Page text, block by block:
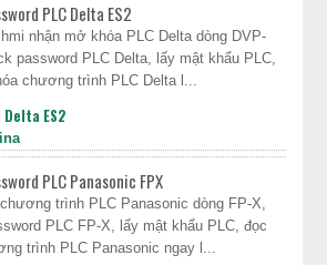
PLC Delta ES2
nhận mở khóa PLC Delta dòng DVP-
password PLC Delta, lấy mật khẩu PLC,
chương trình PLC Delta l...
ES2
PLC Panasonic FPX
trình PLC Panasonic dòng FP-X,
PLC FP-X, lấy mật khẩu PLC, đọc
trình PLC Panasonic ngay l...